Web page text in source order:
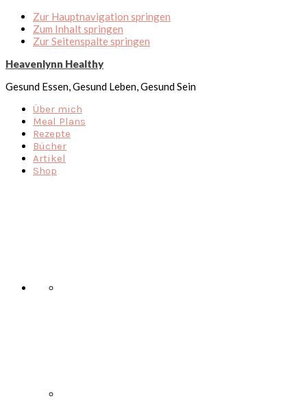
Zur Hauptnavigation springen
Zum Inhalt springen
Zur Seitenspalte springen
Heavenlynn Healthy
Gesund Essen, Gesund Leben, Gesund Sein
Über mich
Meal Plans
Rezepte
Bücher
Artikel
Shop